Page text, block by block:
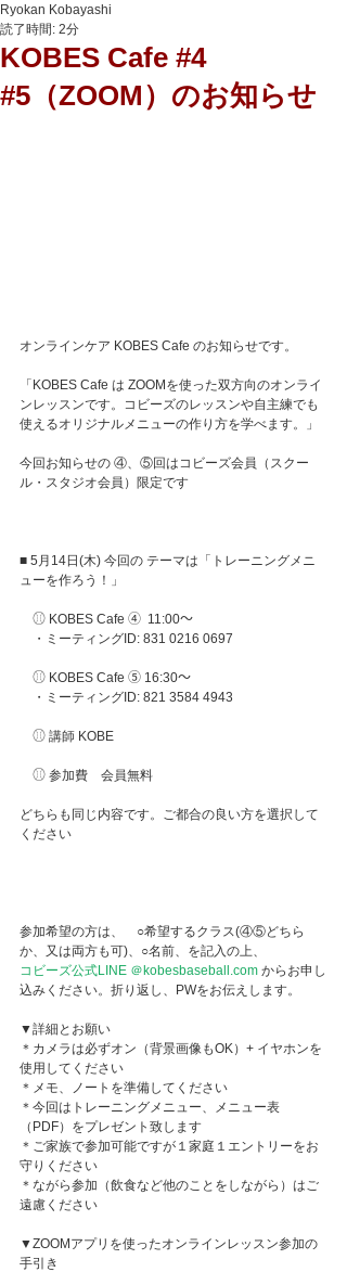
KOBES Cafe #4
#5（ZOOM）のお知らせ
Ryokan Kobayashi
読了時間: 2分
オンラインケア KOBES Cafe のお知らせです。
「KOBES Cafe は ZOOMを使った双方向のオンライ
ンレッスンです。コビーズのレッスンや自主練でも
使えるオリジナルメニューの作り方を学べます。」
今回お知らせの ④、⑤回はコビーズ会員（スクー
ル・スタジオ会員）限定です
■ 5月14日(木) 今回の テーマは「トレーニングメニ
ューを作ろう！」
⚾︎ KOBES Cafe ④  11:00～
・ミーティングID: 831 0216 0697
⚾︎ KOBES Cafe ⑤ 16:30～
・ミーティングID: 821 3584 4943
⚾︎ 講師 KOBE
⚾︎ 参加費　会員無料
どちらも同じ内容です。ご都合の良い方を選択して
ください
参加希望の方は、　○希望するクラス(④⑤どちら
か、又は両方も可)、○名前、を記入の上、
コビーズ公式LINE ＠kobesbaseball.com からお申し
込みください。折り返し、PWをお伝えします。
▼詳細とお願い
＊カメラは必ずオン（背景画像もOK）+ イヤホンを
使用してください
＊メモ、ノートを準備してください
＊今回はトレーニングメニュー、メニュー表
（PDF）をプレゼント致します
＊ご家族で参加可能ですが１家庭１エントリーをお
守りください
＊ながら参加（飲食など他のことをしながら）はご
遠慮ください
▼ZOOMアプリを使ったオンラインレッスン参加の
手引き